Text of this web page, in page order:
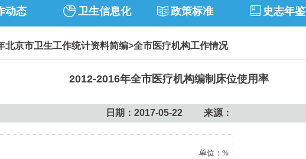
动态 卫生信息化 政策标准 史志年鉴
北京市卫生工作统计资料简编>全市医疗机构工作情况
2012-2016年全市医疗机构编制床位使用率
日期：2017-05-22 来源：
单位：%